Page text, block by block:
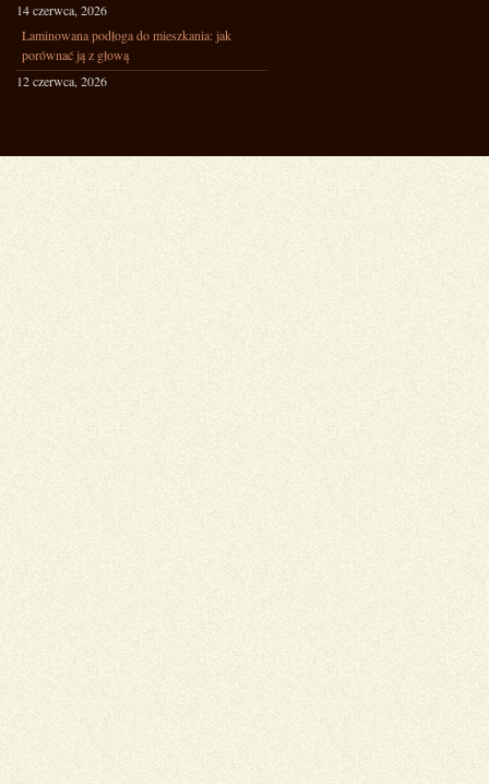
14 czerwca, 2026
Laminowana podłoga do mieszkania: jak
porównać ją z głową
12 czerwca, 2026